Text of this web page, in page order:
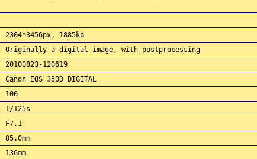
2304*3456px, 1885kb
Originally a digital image, with postprocessing
20100823-120619
Canon EOS 350D DIGITAL
100
1/125s
F7.1
85.0mm
136mm